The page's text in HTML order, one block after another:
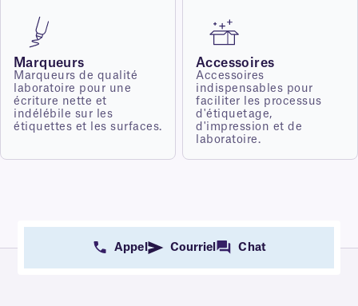
Marqueurs
Marqueurs de qualité
laboratoire pour une
écriture nette et
indélébile sur les
étiquettes et les surfaces.
Accessoires
Accessoires
indispensables pour
faciliter les processus
d'étiquetage,
d'impression et de
laboratoire.
Appel Courriel Chat